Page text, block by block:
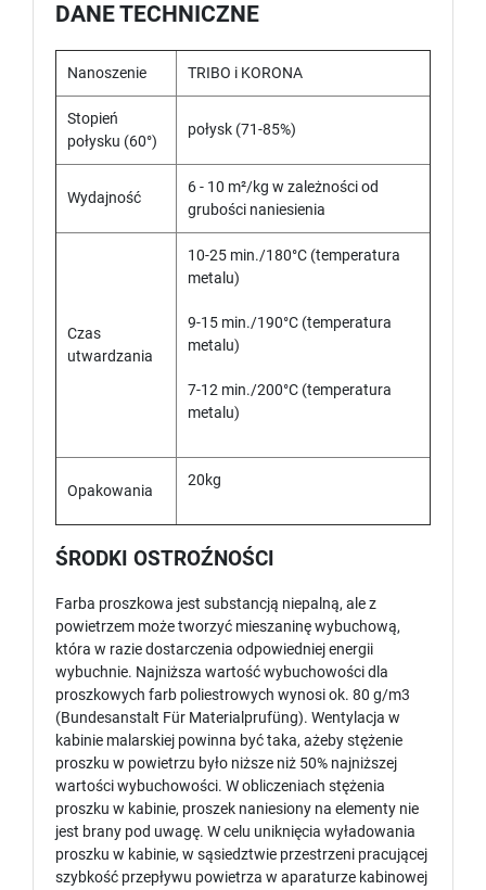
DANE TECHNICZNE
Nanoszenie TRIBO i KORONA
Stopień
połysku (60°)
połysk (71-85%)
Wydajność
6 - 10 m²/kg w zależności od
grubości naniesienia
Czas
utwardzania
10-25 min./180°C (temperatura
metalu)
9-15 min./190°C (temperatura
metalu)
7-12 min./200°C (temperatura
metalu)
Opakowania
20kg
ŚRODKI OSTROŹNOŚCI
Farba proszkowa jest substancją niepalną, ale z
powietrzem może tworzyć mieszaninę wybuchową,
która w razie dostarczenia odpowiedniej energii
wybuchnie. Najniższa wartość wybuchowości dla
proszkowych farb poliestrowych wynosi ok. 80 g/m3
(Bundesanstalt Für Materialprufüng). Wentylacja w
kabinie malarskiej powinna być taka, ażeby stężenie
proszku w powietrzu było niższe niż 50% najniższej
wartości wybuchowości. W obliczeniach stężenia
proszku w kabinie, proszek naniesiony na elementy nie
jest brany pod uwagę. W celu uniknięcia wyładowania
proszku w kabinie, w sąsiedztwie przestrzeni pracującej
szybkość przepływu powietrza w aparaturze kabinowej